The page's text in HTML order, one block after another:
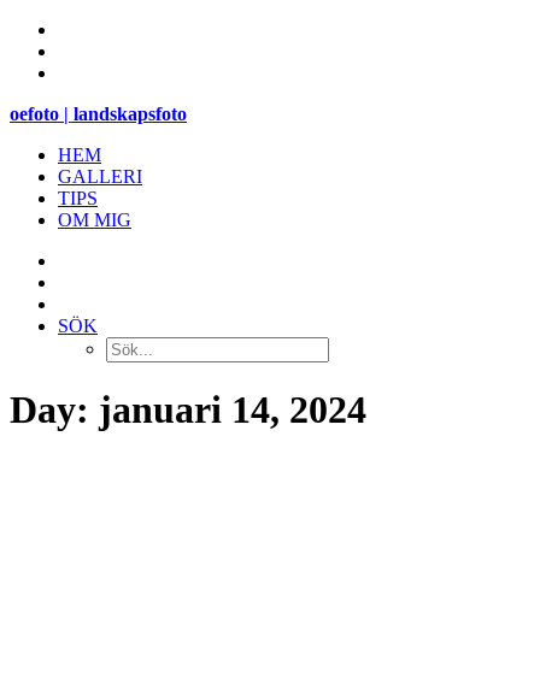
oefoto | landskapsfoto
HEM
GALLERI
TIPS
OM MIG
SÖK
Day: januari 14, 2024